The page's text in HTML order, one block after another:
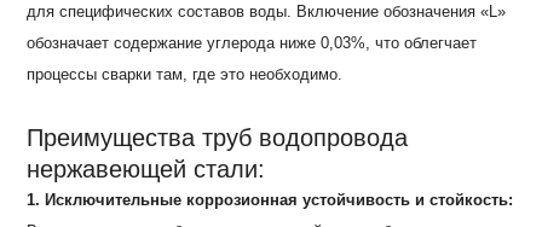
для специфических составов воды. Включение обозначения «L»
обозначает содержание углерода ниже 0,03%, что облегчает
процессы сварки там, где это необходимо.
Преимущества труб водопровода
нержавеющей стали:
1. Исключительные коррозионная устойчивость и стойкость: